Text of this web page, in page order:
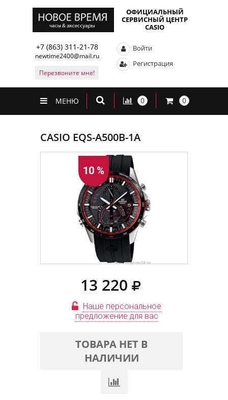
ОФИЦИАЛЬНЫЙ
СЕРВИСНЫЙ ЦЕНТР
CASIO
+7 (863) 311-21-78
newtime2400@mail.ru
Перезвоните мне!
Войти
Регистрация
МЕНЮ 0 0
CASIO EQS-A500B-1A
10 %
13 220
Наше персональное
предложение для вас
ТОВАРА НЕТ В
НАЛИЧИИ